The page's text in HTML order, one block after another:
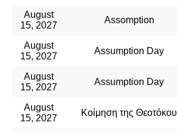
August
15, 2027
Assomption
August
15, 2027
Assumption Day
August
15, 2027
Assumption Day
August
15, 2027
Κοίμηση της Θεοτόκου